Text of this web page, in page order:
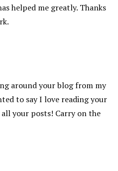
helped me greatly. Thanks
around your blog from my
to say I love reading your
your posts! Carry on the